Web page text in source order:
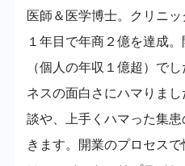
医師＆医学博士。クリニ
１年目で年商２億を達成
（個人の年収１億超）で
ネスの面白さにハマりま
談や、上手くハマった集
きます。開業のプロセス